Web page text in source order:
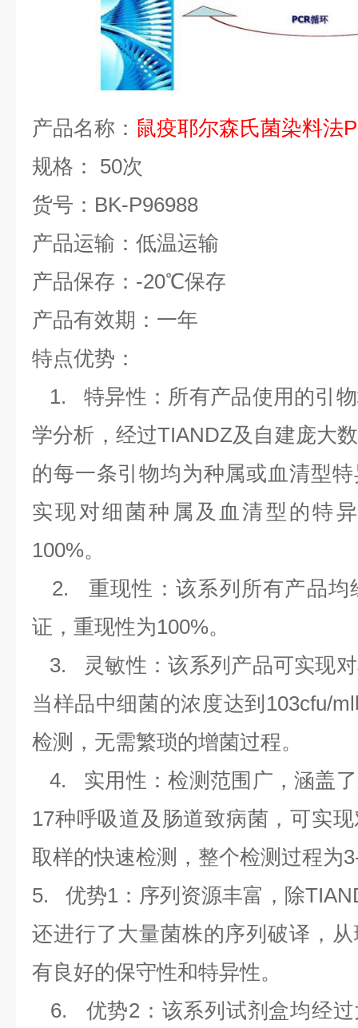
产品名称： 鼠疫耶尔森氏菌染料法
规格：
50次
货号： BK-P96988
产品运输：低温运输
产品保存： -20℃保存
产品有效期：一年
特点优势：
1. 特异性：所有产品使用的引
学分析，经过TIANDZ及自建庞大
的每一条引物均为种属或血清型
实现对细菌种属及血清型的特
100%。
2. 重现性：该系列所有产品
证，重现性为100%。
3.
灵敏性：该系列产品可实现
当样品中细菌的浓度达到 103cfu/ml
检测，无需繁琐的增菌过程。
4. 实用性：检测范围广，涵盖
17种呼吸道及肠道致病菌，可实
取样的快速检测，整个检测过程为
5. 优势1 ：序列资源丰富，除
还进行了大量菌株的序列破译，
有良好的保守性和特异性。
6. 优势2 ：该系列试剂盒均经